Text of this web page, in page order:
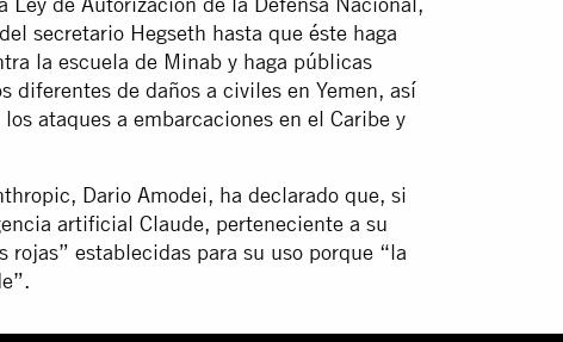
secretario Hegseth hasta que éste haga
la escuela de Minab y haga públicas
diferentes de daños a civiles en Yemen, así
ataques a embarcaciones en el Caribe y
Dario Amodei, ha declarado que, si
artificial Claude, perteneciente a su
establecidas para su uso porque “la